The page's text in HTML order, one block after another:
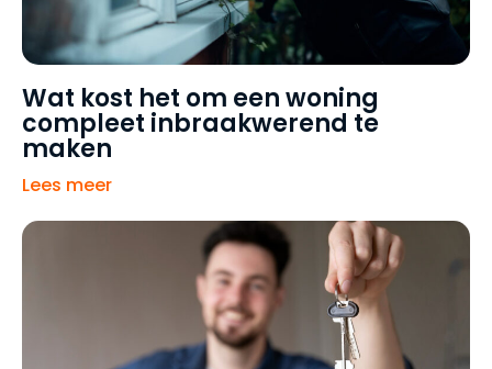
Wat kost het om een woning
compleet inbraakwerend te
maken
Lees meer